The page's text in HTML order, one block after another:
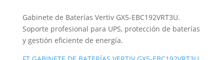
Gabinete de Baterías Vertiv GX5-EBC192VRT3U.
Soporte profesional para UPS, protección de baterías
y gestión eficiente de energía.